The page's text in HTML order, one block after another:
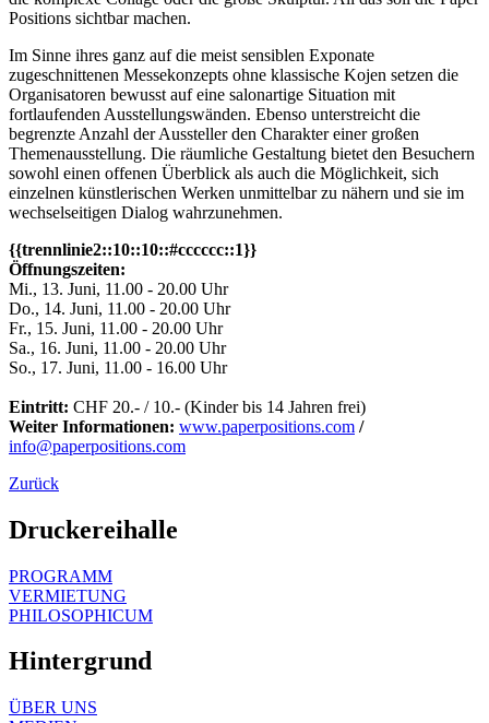
Positions sichtbar machen.
Im Sinne ihres ganz auf die meist sensiblen Exponate
zugeschnittenen Messekonzepts ohne klassische Kojen setzen die
Organisatoren bewusst auf eine salonartige Situation mit
fortlaufenden Ausstellungswänden. Ebenso unterstreicht die
begrenzte Anzahl der Aussteller den Charakter einer großen
Themenausstellung. Die räumliche Gestaltung bietet den Besuchern
sowohl einen offenen Überblick als auch die Möglichkeit, sich
einzelnen künstlerischen Werken unmittelbar zu nähern und sie im
wechselseitigen Dialog wahrzunehmen.
{{trennlinie2::10::10::#cccccc::1}}
Öffnungszeiten:
Mi., 13. Juni, 11.00 - 20.00 Uhr
Do., 14. Juni, 11.00 - 20.00 Uhr
Fr., 15. Juni, 11.00 - 20.00 Uhr
Sa., 16. Juni, 11.00 - 20.00 Uhr
So., 17. Juni, 11.00 - 16.00 Uhr
Eintritt: CHF 20.- / 10.- (Kinder bis 14 Jahren frei)
Weiter Informationen: www.paperpositions.com /
info@paperpositions.com
Zurück
Druckereihalle
PROGRAMM
VERMIETUNG
PHILOSOPHICUM
Hintergrund
ÜBER UNS